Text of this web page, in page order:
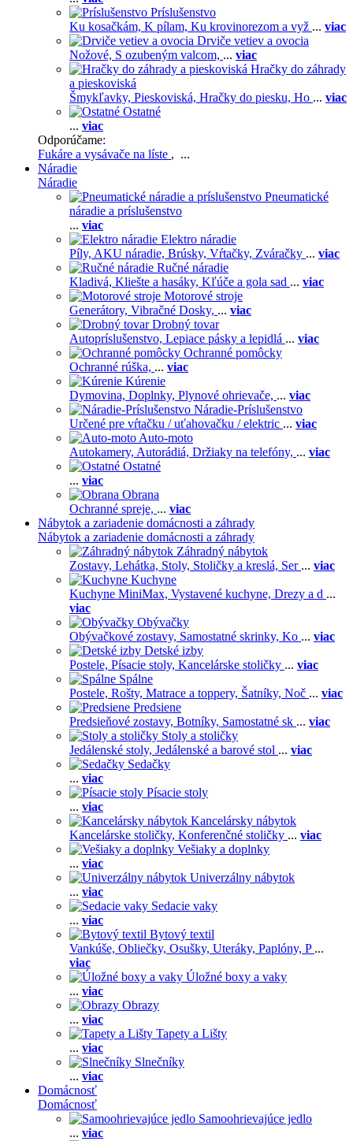
Príslušenstvo
Ku kosačkám, K pílam, Ku krovinorezom a vyž ... viac
Drviče vetiev a ovocia
Nožové, S ozubeným valcom, ... viac
Hračky do záhrady
a pieskoviská
Šmykľavky, Pieskoviská, Hračky do piesku, Ho ... viac
Ostatné
... viac
Odporúčame:
Fukáre a vysávače na líste , ...
Náradie
Náradie
Pneumatické
náradie a príslušenstvo
... viac
Elektro náradie
Píly, AKU náradie, Brúsky, Vŕtačky, Zváračky ... viac
Ručné náradie
Kladivá, Kliešte a hasáky, Kľúče a gola sad ... viac
Motorové stroje
Generátory, Vibračné Dosky, ... viac
Drobný tovar
Autopríslušenstvo, Lepiace pásky a lepidlá ... viac
Ochranné pomôcky
Ochranné rúška, ... viac
Kúrenie
Dymovina, Doplnky, Plynové ohrievače, ... viac
Náradie-Príslušenstvo
Určené pre vŕtačku / uťahovačku / elektric ... viac
Auto-moto
Autokamery, Autorádiá, Držiaky na telefóny, ... viac
Ostatné
... viac
Obrana
Ochranné spreje, ... viac
Nábytok a zariadenie domácnosti a záhrady
Nábytok a zariadenie domácnosti a záhrady
Záhradný nábytok
Zostavy, Lehátka, Stoly, Stoličky a kreslá, Ser ... viac
Kuchyne
Kuchyne MiniMax, Vystavené kuchyne, Drezy a d ...
viac
Obývačky
Obývačkové zostavy, Samostatné skrinky, Ko ... viac
Detské izby
Postele, Písacie stoly, Kancelárske stoličky ... viac
Spálne
Postele, Rošty, Matrace a toppery, Šatníky, Noč ... viac
Predsiene
Predsieňové zostavy, Botníky, Samostatné sk ... viac
Stoly a stoličky
Jedálenské stoly, Jedálenské a barové stol ... viac
Sedačky
... viac
Písacie stoly
... viac
Kancelársky nábytok
Kancelárske stoličky, Konferenčné stoličky ... viac
Vešiaky a doplnky
... viac
Univerzálny nábytok
... viac
Sedacie vaky
... viac
Bytový textil
Vankúše, Obliečky, Osušky, Uteráky, Paplóny, P ...
viac
Úložné boxy a vaky
... viac
Obrazy
... viac
Tapety a Lišty
... viac
Slnečníky
... viac
Domácnosť
Domácnosť
Samoohrievajúce jedlo
... viac